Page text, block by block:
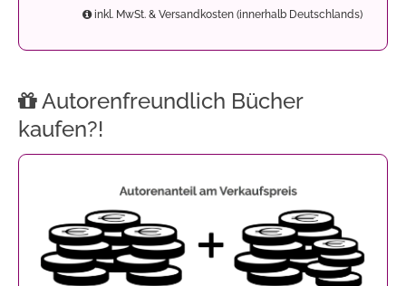
inkl. MwSt. & Versandkosten (innerhalb Deutschlands)
Autorenfreundlich Bücher
kaufen?!